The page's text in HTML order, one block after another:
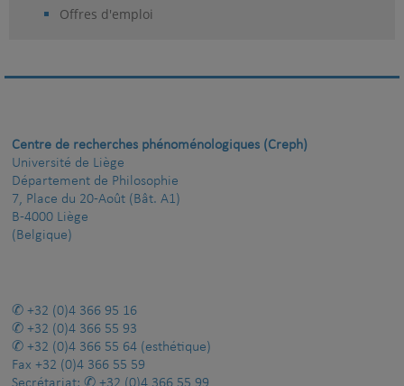
Offres d'emploi
Centre de recherches phénoménologiques (Creph)
Université de Liège
Département de Philosophie
7, Place du 20-Août (Bât. A1)
B-4000 Liège
(Belgique)
+32 (0)4 366 95 16
+32 (0)4 366 55 93
+32 (0)4 366 55 64 (esthétique)
Fax +32 (0)4 366 55 59